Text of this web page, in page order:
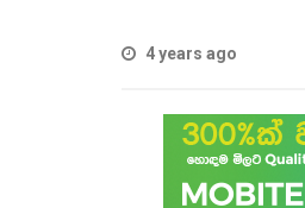
4 years ago